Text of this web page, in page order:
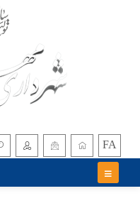
FA